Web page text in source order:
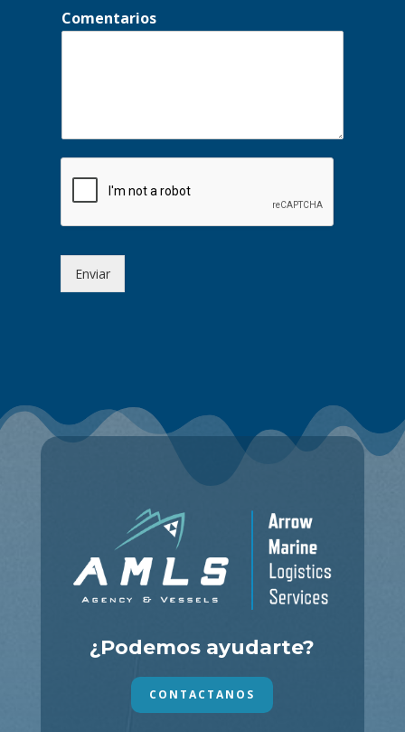
Comentarios
Enviar
¿Podemos ayudarte?
CONTACTANOS